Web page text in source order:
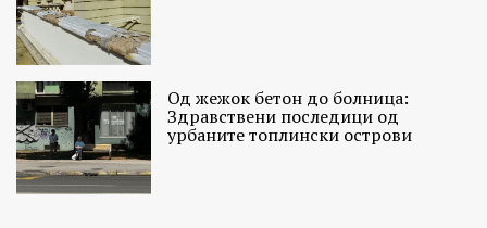
Од жежок бетон до болница:
Здравствени последици од
урбаните топлински острови